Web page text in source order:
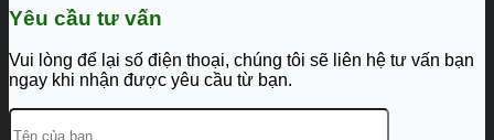
Yêu cầu tư vấn
Vui lòng để lại số điện thoại, chúng tôi sẽ liên hệ tư vấn bạn
ngay khi nhận được yêu cầu từ bạn.